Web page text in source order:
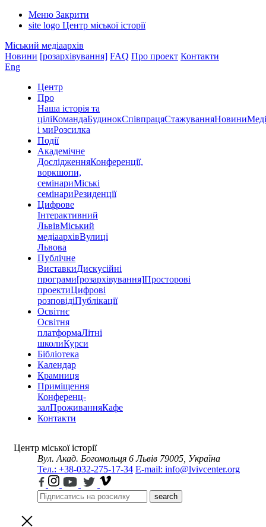
Меню Закрити
site logo Центр міської історії
Міський медіаархів
Новини [розархівування] FAQ Про проект Контакти
Eng
Центр
Про
Наша історія та
ціліКомандаБудинокСпівпрацяСтажуванняНовини
і миРозсилка
Події
Академічне
ДослідженняКонференції,
воркшопи,
семінариМіські
семінариРезиденції
Цифрове
Інтерактивний
ЛьвівМіський
медіаархівВулиці
Львова
Публічне
ВиставкиДискусійні
програми[розархівування]Просторові
проектиЦифрові
розповідіПублікації
Освітнє
Освітня
платформаЛітні
школиКурси
Бібліотека
Календар
Крамниця
Приміщення
Конференц-
залПроживанняКафе
Контакти
Центр міської історії
Вул. Акад. Богомольця 6 Львів 79005, Україна
Тел.: +38-032-275-17-34 E-mail: info@lvivcenter.org
search